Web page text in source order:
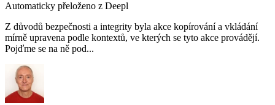
Automaticky přeloženo z Deepl
Z důvodů bezpečnosti a integrity byla akce kopírování a vkládání
mírně upravena podle kontextů, ve kterých se tyto akce provádějí.
Pojďme se na ně pod...